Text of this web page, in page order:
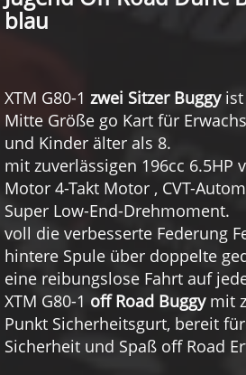
blau
XTM G80-1 zwei Sitzer Buggy
Mitte Größe go Kart für
und Kinder älter als 8.
mit zuverlässigen 196cc 6.5HP
Motor 4-Takt Motor , CVT-
Super Low-End-Drehmoment.
voll die verbesserte Federung
hintere Spule über doppelte
eine reibungslose Fahrt auf
XTM G80-1 off Road Buggy mit
Punkt Sicherheitsgurt, bereit
Sicherheit und Spaß off Road